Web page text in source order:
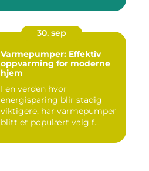
30. sep
Varmepumper: Effektiv
oppvarming for moderne
hjem
I en verden hvor
energisparing blir stadig
viktigere, har varmepumper
blitt et populært valg f...